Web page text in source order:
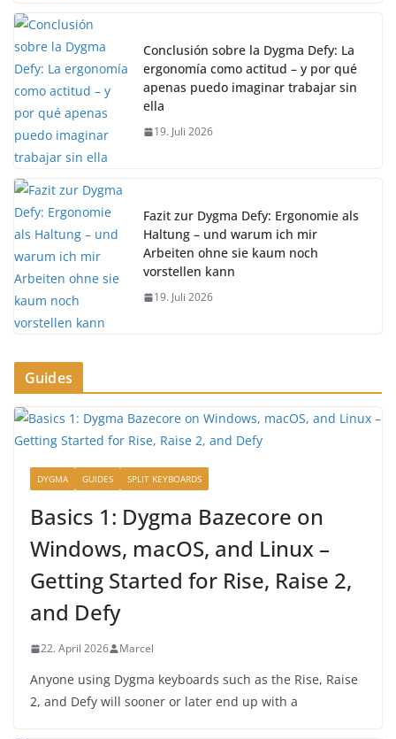
Conclusión sobre la Dygma Defy: La
ergonomía como actitud – y por qué
apenas puedo imaginar trabajar sin
ella
19. Juli 2026
Fazit zur Dygma Defy: Ergonomie als
Haltung – und warum ich mir
Arbeiten ohne sie kaum noch
vorstellen kann
19. Juli 2026
Guides
DYGMA GUIDES SPLIT KEYBOARDS
Basics 1: Dygma Bazecore on
Windows, macOS, and Linux –
Getting Started for Rise, Raise 2,
and Defy
22. April 2026 Marcel
Anyone using Dygma keyboards such as the Rise, Raise
2, and Defy will sooner or later end up with a